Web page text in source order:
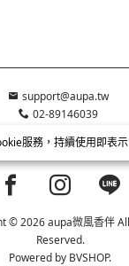
服務，持續使用即表示
support@aupa.tw
02-89146039
號 90647374 美優創意有
Facebook page
© 2026 aupa微風香伴
Reserved.
Powered by BVSHOP.